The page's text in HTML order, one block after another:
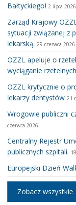
Bałtyckiego! 2 lipca 2026
Zarząd Krajowy
sytuacji związanej z
lekarską. 29 czerwca 2026
OZZL apeluje o
wyciąganie
OZZL krytycznie o
lekarzy dentystów 21
Wrogowie publiczni
czerwca 2026
Centralny Rejestr
publicznych szpitali.
Europejski Dzień
Zobacz wszystkie